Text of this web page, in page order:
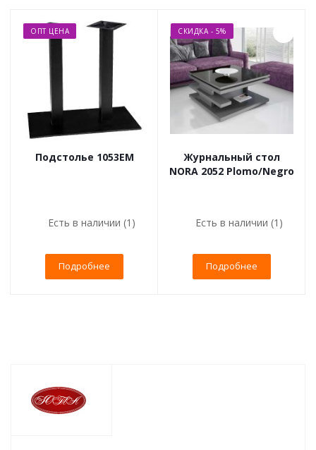
ОПТ ЦЕНА
Подстолье 1053EM
Есть в наличии (1)
Подробнее
СКИДКА - 5%
Журнальный стол
NORA 2052 Plomo/Negro
Есть в наличии (1)
Подробнее